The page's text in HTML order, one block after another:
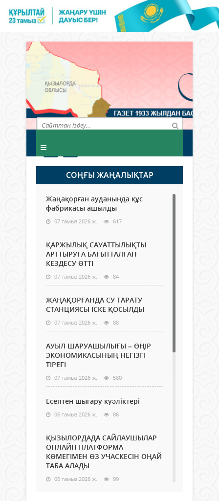
СОҢҒЫ ЖАҢАЛЫҚТАР
Жаңақорған ауданында құс
фабрикасы ашылды
07 тамыз 2026 ж. 617
ҚАРЖЫЛЫҚ САУАТТЫЛЫҚТЫ
АРТТЫРУҒА БАҒЫТТАЛҒАН
КЕЗДЕСУ ӨТТІ
07 тамыз 2026 ж. 84
ЖАҢАҚОРҒАНДА СУ ТАРАТУ
СТАНЦИЯСЫ ІСКЕ ҚОСЫЛДЫ
07 тамыз 2026 ж. 88
АУЫЛ ШАРУАШЫЛЫҒЫ – ӨҢІР
ЭКОНОМИКАСЫНЫҢ НЕГІЗГІ
ТІРЕГІ
07 тамыз 2026 ж. 580
Есептен шығару куәліктері
06 тамыз 2026 ж. 86
ҚЫЗЫЛОРДАДА САЙЛАУШЫЛАР
ОНЛАЙН ПЛАТФОРМА
КӨМЕГІМЕН ӨЗ УЧАСКЕСІН ОҢАЙ
ТАБА АЛАДЫ
06 тамыз 2026 ж. 99